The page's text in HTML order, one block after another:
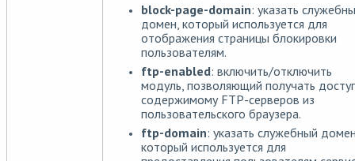
block-page-domain: указать
домен, который используется для
отображения страницы блокировки
пользователям.
ftp-enabled: включить/отключить
модуль, позволяющий получать
содержимому FTP-серверов из
пользовательского браузера.
ftp-domain: указать служебный
который используется для